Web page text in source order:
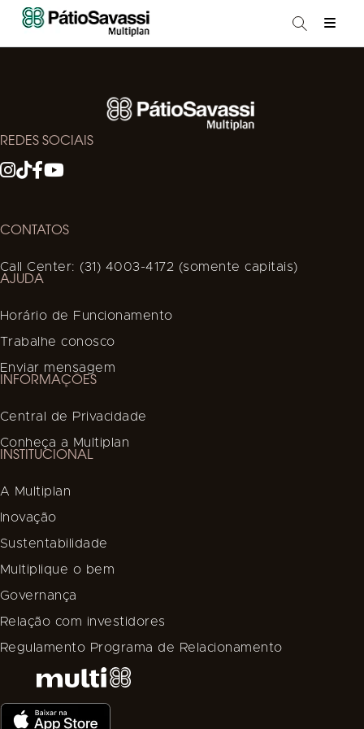
REDES SOCIAIS
CONTATOS
Call Center: (31) 4003-4172 (somente capitais)
AJUDA
Horário de Funcionamento
Trabalhe conosco
Enviar mensagem
INFORMAÇÕES
Central de Privacidade
Conheça a Multiplan
INSTITUCIONAL
A Multiplan
Inovação
Sustentabilidade
Multiplique o bem
Governança
Relação com investidores
Regulamento Programa de Relacionamento